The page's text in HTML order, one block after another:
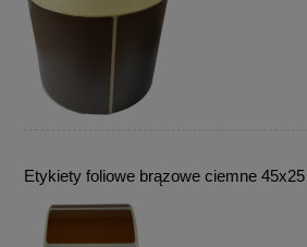
Etykiety foliowe brązowe ciemne